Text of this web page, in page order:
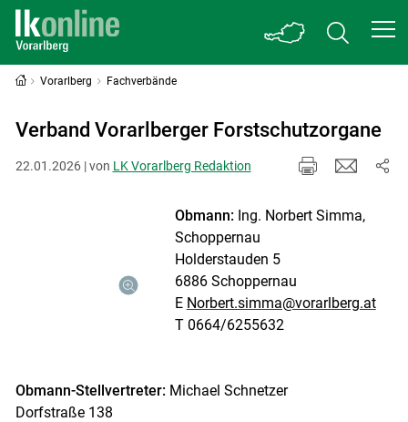
Vorarlberg Fachverbände
Verband Vorarlberger Forstschutzorgane
22.01.2026 | von LK Vorarlberg Redaktion
Obmann:Ing. Norbert Simma,
Schoppernau
Holderstauden 5
6886 Schoppernau
E Norbert.simma@vorarlberg.at
T 0664/6255632
Obmann-Stellvertreter:Michael Schnetzer
Dorfstraße 138